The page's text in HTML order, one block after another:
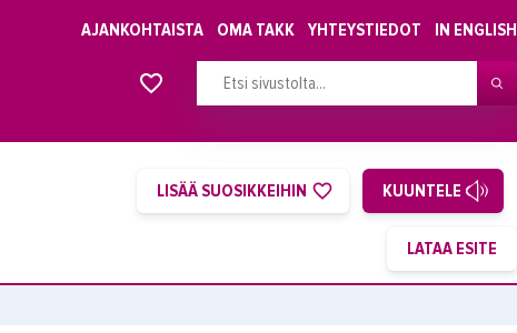
AJANKOHTAISTA OMA TAKK YHTEYSTIEDOT IN ENGLISH
LISÄÄ SUOSIKKEIHIN KUUNTELE
Alkavat koulutukset osiosta